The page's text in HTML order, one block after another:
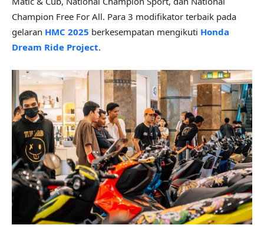
Champion Free For All. Para 3 modifikator terbaik pada
gelaran HMC 2025 berkesempatan mengikuti Honda
Dream Ride Project.